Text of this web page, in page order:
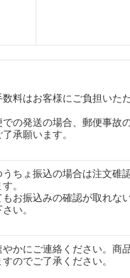
料はお客様にご負担いた
の発送の場合、郵便事故
承願います。
ちょ振込の場合は注文碓
。
お振込みの確認が取れな
い。
かにご連絡ください。商
のでご了承ください。